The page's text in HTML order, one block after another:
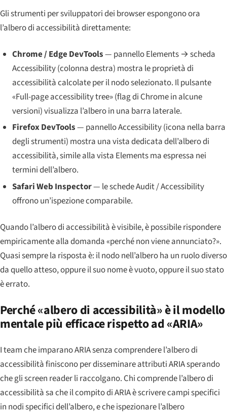
Gli strumenti per sviluppatori dei browser espongono ora
l’albero di accessibilità direttamente:
Chrome / Edge DevTools— pannello Elements → scheda
Accessibility (colonna destra) mostra le proprietà di
accessibilità calcolate per il nodo selezionato. Il pulsante
«Full-page accessibility tree» (flag di Chrome in alcune
versioni) visualizza l’albero in una barra laterale.
Firefox DevTools— pannello Accessibility (icona nella barra
degli strumenti) mostra una vista dedicata dell’albero di
accessibilità, simile alla vista Elements ma espressa nei
termini dell’albero.
Safari Web Inspector— le schede Audit / Accessibility
offrono un’ispezione comparabile.
Quando l’albero di accessibilità è visibile, è possibile rispondere
empiricamente alla domanda «perché non viene annunciato?».
Quasi sempre la risposta è: il nodo nell’albero ha un ruolo diverso
da quello atteso, oppure il suo nome è vuoto, oppure il suo stato
è errato.
Perché «albero di accessibilità» è il modello
mentale più efficace rispetto ad «ARIA»
I team che imparano ARIA senza comprendere l’albero di
accessibilità finiscono per disseminare attributi ARIA sperando
che gli screen reader li raccolgano. Chi comprende l’albero di
accessibilità sa che il compito di ARIA è scrivere campi specifici
in nodi specifici dell’albero, e che ispezionare l’albero